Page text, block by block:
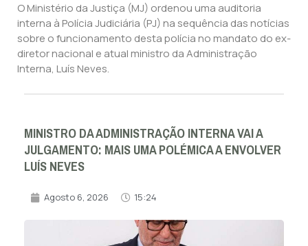
O Ministério da Justiça (MJ) ordenou uma auditoria
interna à Polícia Judiciária (PJ) na sequência das notícias
sobre o funcionamento desta polícia no mandato do ex-
diretor nacional e atual ministro da Administração
Interna, Luís Neves.
MINISTRO DA ADMINISTRAÇÃO INTERNA VAI A
JULGAMENTO: MAIS UMA POLÉMICA A ENVOLVER
LUÍS NEVES
Agosto 6, 2026 15:24